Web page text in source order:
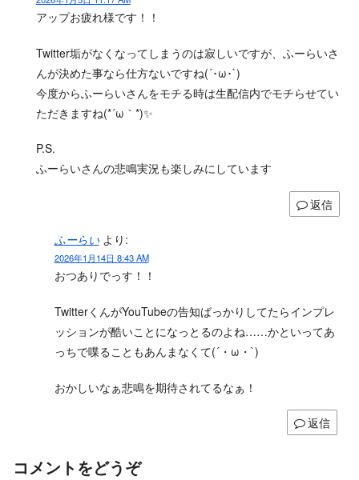
アップお疲れ様です！！
Twitter垢がなくなってしまうのは寂しいですが、ふーらいさ
んが決めた事なら仕方ないですね(´･ω･`)
今度からふーらいさんをモチる時は生配信内でモチらせてい
ただきますね(*´ω｀*)✨
P.S.
ふーらいさんの悲鳴実況も楽しみにしています
返信
ふーらい より:
2026年1月14日 8:43 AM
おつありでっす！！
TwitterくんがYouTubeの告知ばっかりしてたらインプレ
ッションが酷いことになっとるのよね……かといってあ
っちで喋ることもあんまなくて(´・ω・`)
おかしいなぁ悲鳴を期待されてるなぁ！
返信
コメントをどうぞ